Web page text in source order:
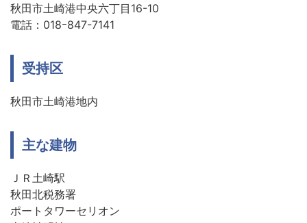
秋田市土崎港中央六丁目16-10
電話：018ｰ847-7141
受持区
秋田市土崎港地内
主な建物
ＪＲ土崎駅
秋田北税務署
ポートタワーセリオン